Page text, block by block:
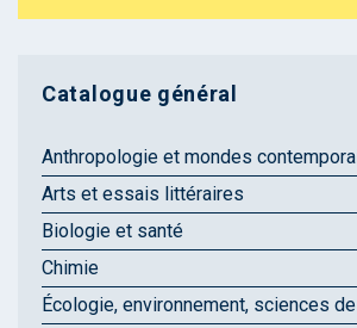
Catalogue général
Anthropologie et mondes
Arts et essais littéraires
Biologie et santé
Chimie
Écologie, environnement, sciences